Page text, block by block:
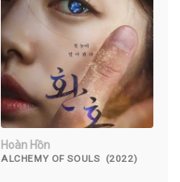
Hoàn Hồn
ALCHEMY OF SOULS (2022)